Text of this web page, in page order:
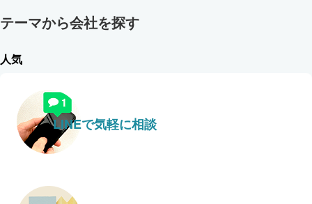
テーマから会社を探す
人気
LINEで気軽に相談